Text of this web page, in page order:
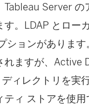
Tableau Server
す。LDAP とロー
ションがありま
れますが、Active
ディレクトリを実
ティ ストアを使用